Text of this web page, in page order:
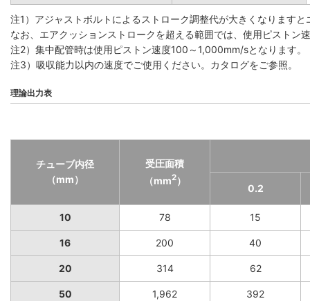
注1）アジャストボルトによるストローク調整代が大きくなります
なお、エアクッションストロークを超える範囲では、使用ピストン
注2）集中配管時は使用ピストン速度100～1,000mm/sとなります。
注3）吸収能力以内の速度でご使用ください。カタログをご参照。
理論出力表
チューブ内径
（mm）
受圧面積
（mm2）
0.2
10 78 15
16 200 40
20 314 62
50 1,962 392